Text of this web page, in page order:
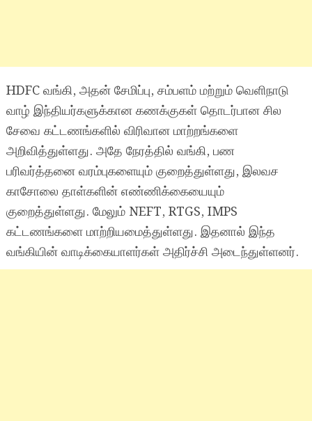
HDFC வங்கி, அதன் சேமிப்பு, சம்பளம் மற்றும் வெளிநாடு
வாழ் இந்தியர்களுக்கான கணக்குகள் தொடர்பான சில
சேவை கட்டணங்களில் விரிவான மாற்றங்களை
அறிவித்துள்ளது. அதே நேரத்தில் வங்கி, பண
பரிவர்த்தனை வரம்புகளையும் குறைத்துள்ளது, இலவச
காசோலை தாள்களின் எண்ணிக்கையையும்
குறைத்துள்ளது. மேலும் NEFT, RTGS, IMPS
கட்டணங்களை மாற்றியமைத்துள்ளது. இதனால் இந்த
வங்கியின் வாடிக்கையாளர்கள் அதிர்ச்சி அடைந்துள்ளனர்.